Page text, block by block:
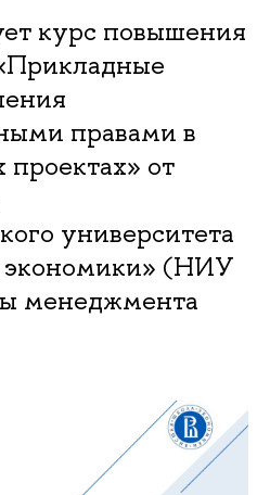
курс повышения
правами в
от
университета
экономики» (НИУ
менеджмента